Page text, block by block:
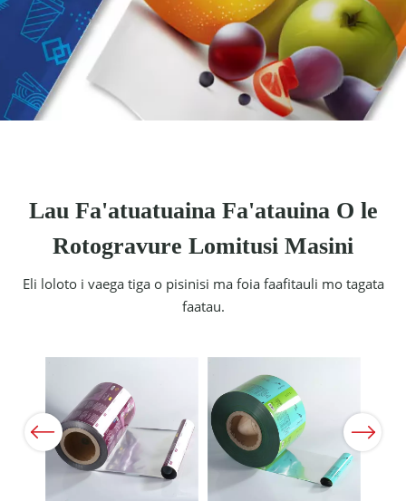
Lau Fa'atuatuaina Fa'atauina O le
Rotogravure Lomitusi Masini
Eli loloto i vaega tiga o pisinisi ma foia faafitauli mo tagata
faatau.
Previous Next